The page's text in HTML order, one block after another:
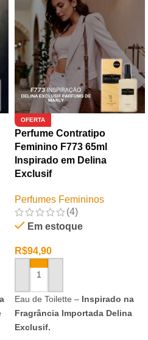
OFERTA
Perfume Contratipo
Feminino F773 65ml
Inspirado em Delina
Exclusif
Perfumes Femininos
(4)
Em estoque
R$94,90
ADICIONAR AO CARRINHO
Eau de Toilette – Inspirado na
Fragrância Importada Delina
Exclusif.